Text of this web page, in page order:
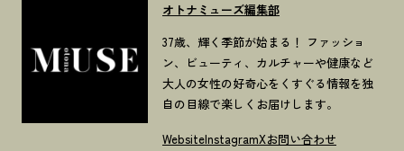
オトナミューズ編集部
37歳、輝く季節が始まる！ ファッショ
ン、ビューティ、カルチャーや健康など
大人の女性の好奇心をくすぐる情報を独
自の目線で楽しくお届けします。
WebsiteInstagramXお問い合わせ